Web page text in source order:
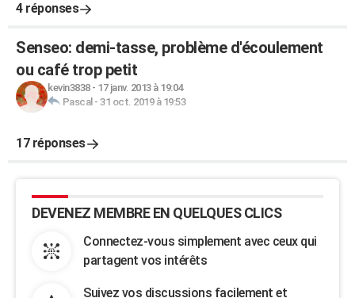
4 réponses
Senseo: demi-tasse, problème d'écoulement
ou café trop petit
kevin3838- 17 janv. 2013 à 19:04
Pascal - 31 oct. 2019 à 19:53
17 réponses
DEVENEZ MEMBRE EN QUELQUES CLICS
Connectez-vous simplement avec ceux qui
partagent vos intérêts
Suivez vos discussions facilement et